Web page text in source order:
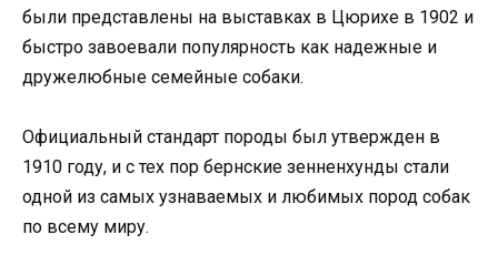
были представлены на выставках в Цюрихе в 1902 и
быстро завоевали популярность как надежные и
дружелюбные семейные собаки.
Официальный стандарт породы был утвержден в
1910 году, и с тех пор бернские зенненхунды стали
одной из самых узнаваемых и любимых пород собак
по всему миру.